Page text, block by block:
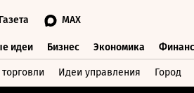
Газета MAX
идеи Бизнес Экономика
Идеи управления Город